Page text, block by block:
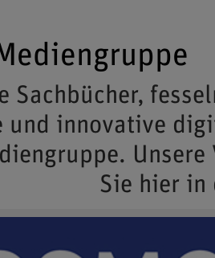
Sachbücher,
und innovative
Sie hier in